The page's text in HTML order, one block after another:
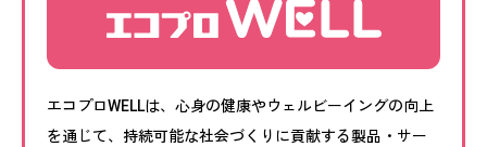
エコプロWELLは、心身の健康やウェルビーイングの向上
を通じて、持続可能な社会づくりに貢献する製品・サー